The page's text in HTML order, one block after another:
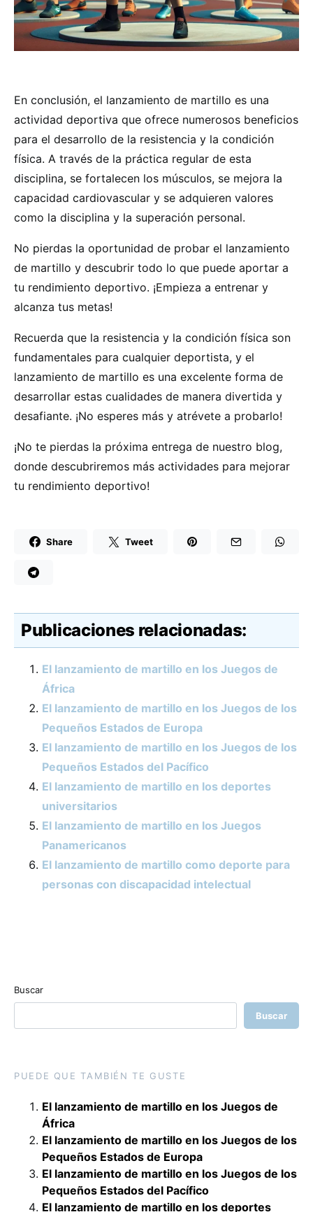
En conclusión, el lanzamiento de martillo es una
actividad deportiva que ofrece numerosos beneficios
para el desarrollo de la resistencia y la condición
física. A través de la práctica regular de esta
disciplina, se fortalecen los músculos, se mejora la
capacidad cardiovascular y se adquieren valores
como la disciplina y la superación personal.
No pierdas la oportunidad de probar el lanzamiento
de martillo y descubrir todo lo que puede aportar a
tu rendimiento deportivo. ¡Empieza a entrenar y
alcanza tus metas!
Recuerda que la resistencia y la condición física son
fundamentales para cualquier deportista, y el
lanzamiento de martillo es una excelente forma de
desarrollar estas cualidades de manera divertida y
desafiante. ¡No esperes más y atrévete a probarlo!
¡No te pierdas la próxima entrega de nuestro blog,
donde descubriremos más actividades para mejorar
tu rendimiento deportivo!
Share Tweet
Publicaciones relacionadas:
El lanzamiento de martillo en los Juegos de
África
El lanzamiento de martillo en los Juegos de los
Pequeños Estados de Europa
El lanzamiento de martillo en los Juegos de los
Pequeños Estados del Pacífico
El lanzamiento de martillo en los deportes
universitarios
El lanzamiento de martillo en los Juegos
Panamericanos
El lanzamiento de martillo como deporte para
personas con discapacidad intelectual
Buscar
Buscar
PUEDE QUE TAMBIÉN TE GUSTE
El lanzamiento de martillo en los Juegos de
África
El lanzamiento de martillo en los Juegos de los
Pequeños Estados de Europa
El lanzamiento de martillo en los Juegos de los
Pequeños Estados del Pacífico
El lanzamiento de martillo en los deportes